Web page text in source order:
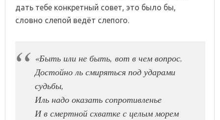
дать тебе конкретный совет, это было бы,
словно слепой ведёт слепого.
«Быть или не быть, вот в чем вопрос.
Достойно ль смиряться под ударами
судьбы,
Иль надо оказать сопротивленье
И в смертной схватке с целым морем